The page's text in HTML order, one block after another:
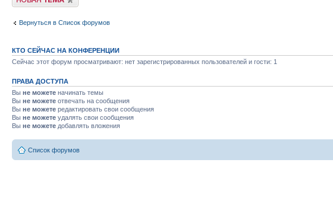
Вернуться в Список форумов
КТО СЕЙЧАС НА КОНФЕРЕНЦИИ
Сейчас этот форум просматривают: нет зарегистрированных пользователей и гости: 1
ПРАВА ДОСТУПА
Вы не можете начинать темы
Вы не можете отвечать на сообщения
Вы не можете редактировать свои сообщения
Вы не можете удалять свои сообщения
Вы не можете добавлять вложения
Список форумов